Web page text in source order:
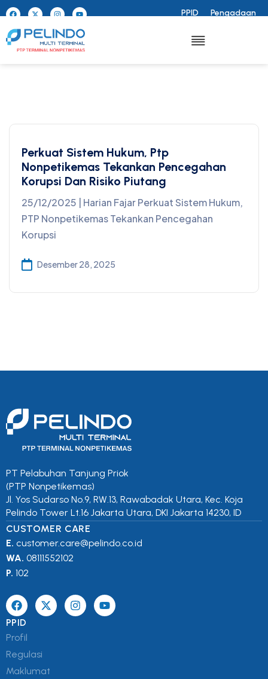
PPID Pengadaan
Perkuat Sistem Hukum, Ptp
Nonpetikemas Tekankan Pencegahan
Korupsi Dan Risiko Piutang
25/12/2025 | Harian Fajar Perkuat Sistem Hukum,
PTP Nonpetikemas Tekankan Pencegahan
Korupsi
Desember 28, 2025
PT Pelabuhan Tanjung Priok
(PTP Nonpetikemas)
Jl. Yos Sudarso No.9, RW.13, Rawabadak Utara, Kec. Koja
Pelindo Tower Lt.16 Jakarta Utara, DKI Jakarta 14230, ID
CUSTOMER CARE
E. customer.care@pelindo.co.id
WA. 08111552102
P. 102
PPID
Profil
Regulasi
Maklumat